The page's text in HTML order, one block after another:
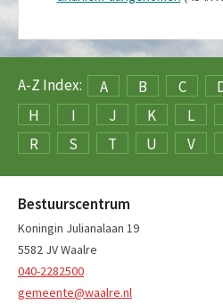
A-Z Index: A B C
H
I J K L
R
S T U V
Bestuurscentrum
Koningin Julianalaan 19
5582 JV Waalre
040-2282500
gemeente@waalre.nl